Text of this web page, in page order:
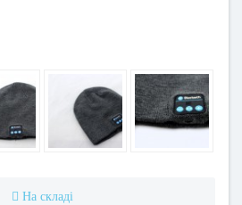
На складі